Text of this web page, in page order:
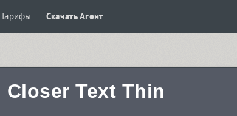
Тарифы Скачать Агент
Closer Text Thin